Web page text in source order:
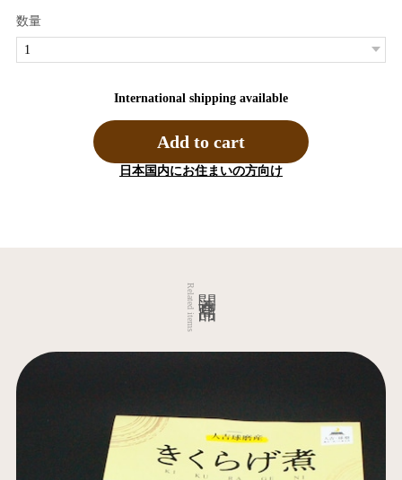
数量
International shipping available
Add to cart
日本国内にお住まいの方向け
Related items